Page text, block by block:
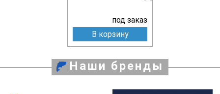
под заказ
В корзину
Наши бренды